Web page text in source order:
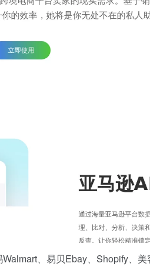
、易贝Ebay、Shopify、